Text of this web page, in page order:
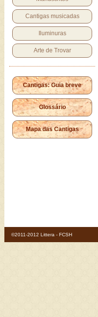
Cantigas musicadas
Iluminuras
Arte de Trovar
Cantigas: Guia breve
Glossário
Mapa das Cantigas
©2011-2012 Littera - FCSH